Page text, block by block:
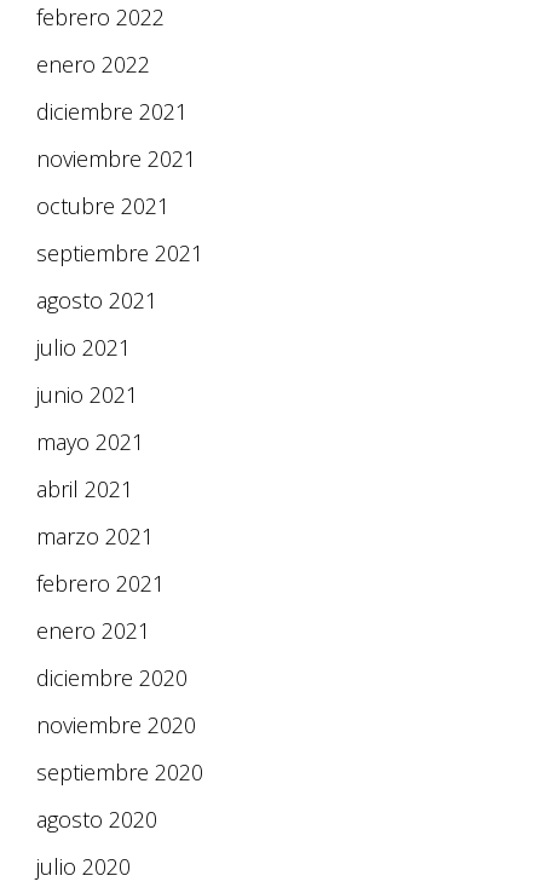
febrero 2022
enero 2022
diciembre 2021
noviembre 2021
octubre 2021
septiembre 2021
agosto 2021
julio 2021
junio 2021
mayo 2021
abril 2021
marzo 2021
febrero 2021
enero 2021
diciembre 2020
noviembre 2020
septiembre 2020
agosto 2020
julio 2020